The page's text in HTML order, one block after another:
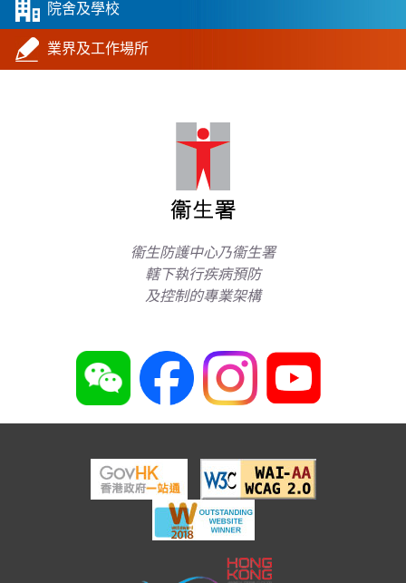
院舍及學校
業界及工作場所
衞生防護中心乃衞生署
轄下執行疾病預防
及控制的專業架構